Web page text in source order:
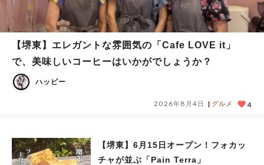
【堺東】エレガントな雰囲気の「Cafe LOVE it」
で、美味しいコーヒーはいかがでしょうか？
ハッピー
2026年8月4日 グルメ 4
【堺東】6月15日オープン！フォカッ
チャが並ぶ「Pain Terra」